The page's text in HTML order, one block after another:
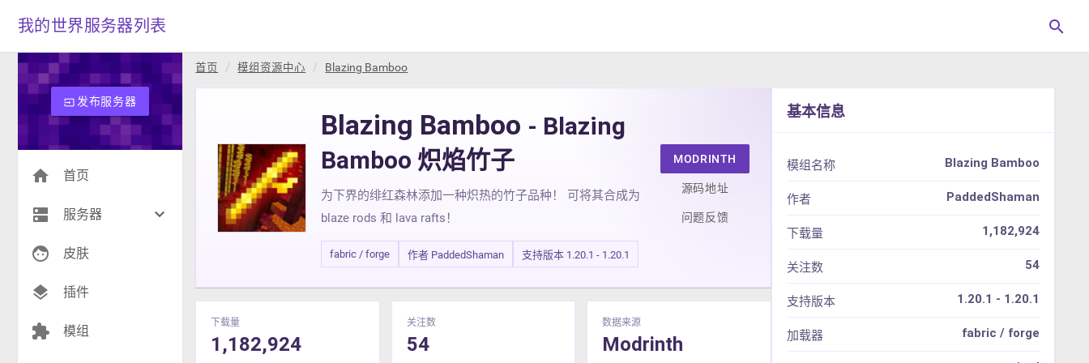
我的世界服务器列表 search
input发布服务器
home 首页
dns 服务器 keyboard_arrow_down
生存(275)
创造(9)
face 皮肤
layers 插件
extension 模组
首页 模组资源中心 Blazing Bamboo
Blazing Bamboo - Blazing
Bamboo 炽焰竹子
为下界的绯红森林添加一种炽热的竹子品种！ 可将其合成为
blaze rods 和 lava rafts！
fabric / forge 作者 PaddedShaman 支持版本 1.20.1 - 1.20.1
MODRINTH
源码地址
问题反馈
下载量
1,182,924
关注数
54
数据来源
Modrinth
基本信息
模组名称 Blazing Bamboo
作者 PaddedShaman
下载量 1,182,924
关注数 54
支持版本 1.20.1 - 1.20.1
加载器 fabric / forge